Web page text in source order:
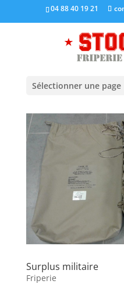
04 88 40 19 21
Sélectionner une page
Surplus militaire
Friperie